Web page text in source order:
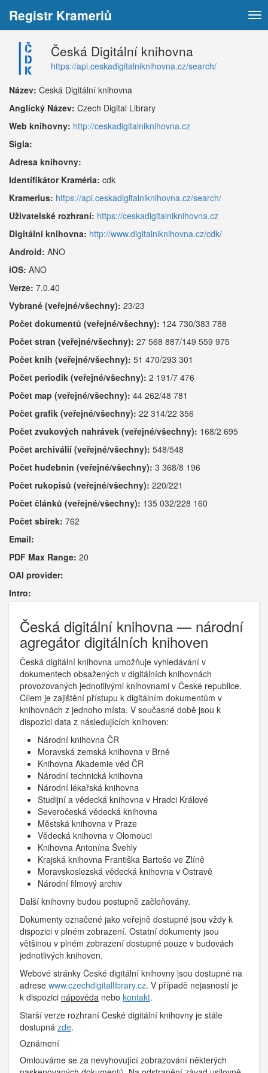
Registr Krameriů
Česká Digitální knihovna
https://api.ceskadigitalniknihovna.cz/search/
Název: Česká Digitální knihovna
Anglický Název: Czech Digital Library
Web knihovny: http://ceskadigitalniknihovna.cz
Sigla:
Adresa knihovny:
Identifikátor Kraméria: cdk
Kramerius: https://api.ceskadigitalniknihovna.cz/search/
Uživatelské rozhraní: https://ceskadigitalniknihovna.cz
Digitální knihovna: http://www.digitalniknihovna.cz/cdk/
Android: ANO
iOS: ANO
Verze: 7.0.40
Vybrané (veřejné/všechny): 23/23
Počet dokumentů (veřejné/všechny): 124 730/383 788
Počet stran (veřejné/všechny): 27 568 887/149 559 975
Počet knih (veřejné/všechny): 51 470/293 301
Počet periodik (veřejné/všechny): 2 191/7 476
Počet map (veřejné/všechny): 44 262/48 781
Počet grafik (veřejné/všechny): 22 314/22 356
Počet zvukových nahrávek (veřejné/všechny): 168/2 695
Počet archiválií (veřejné/všechny): 548/548
Počet hudebnin (veřejné/všechny): 3 368/8 196
Počet rukopisů (veřejné/všechny): 220/221
Počet článků (veřejné/všechny): 135 032/228 160
Počet sbírek: 762
Email:
PDF Max Range: 20
OAI provider:
Intro:
Česká digitální knihovna — národní
agregátor digitálních knihoven
Česká digitální knihovna umožňuje vyhledávání v
dokumentech obsažených v digitálních knihovnách
provozovaných jednotlivými knihovnami v České republice.
Cílem je zajištění přístupu k digitálním dokumentům v
knihovnách z jednoho místa. V současné době jsou k
dispozici data z následujících knihoven:
Národní knihovna ČR
Moravská zemská knihovna v Brně
Knihovna Akademie věd ČR
Národní technická knihovna
Národní lékařská knihovna
Studijní a vědecká knihovna v Hradci Králové
Severočeská vědecká knihovna
Městská knihovna v Praze
Vědecká knihovna v Olomouci
Knihovna Antonína Švehly
Krajská knihovna Františka Bartoše ve Zlíně
Moravskoslezská vědecká knihovna v Ostravě
Národní filmový archiv
Další knihovny budou postupně začleňovány.
Dokumenty označené jako veřejně dostupné jsou vždy k
dispozici v plném zobrazení. Ostatní dokumenty jsou
většinou v plném zobrazení dostupné pouze v budovách
jednotlivých knihoven.
Webové stránky České digitální knihovny jsou dostupné na
adrese www.czechdigitallibrary.cz. V případě nejasností je
k dispozici nápověda nebo kontakt.
Starší verze rozhraní České digitální knihovny je stále
dostupná zde.
Oznámení
Omlouváme se za nevyhovující zobrazování některých